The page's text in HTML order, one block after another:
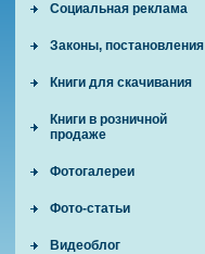
Социальная реклама
Законы, постановления
Книги для скачивания
Книги в розничной
продаже
Фотогалереи
Фото-статьи
Видеоблог